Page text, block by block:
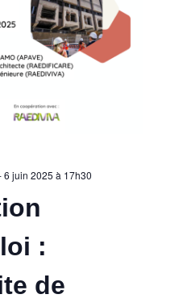
:
de
6 juin 2025 à 17h30